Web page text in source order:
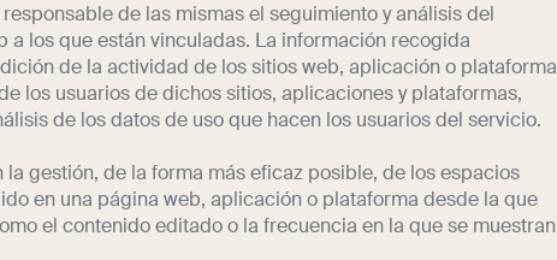
de las mismas el seguimiento y análisis del
los que están vinculadas. La información recogida
de la actividad de los sitios web, aplicación o plataforma
los usuarios de dichos sitios, aplicaciones y plataformas,
de los datos de uso que hacen los usuarios del servicio.
gestión, de la forma más eficaz posible, de los espacios
en una página web, aplicación o plataforma desde la que
el contenido editado o la frecuencia en la que se muestran